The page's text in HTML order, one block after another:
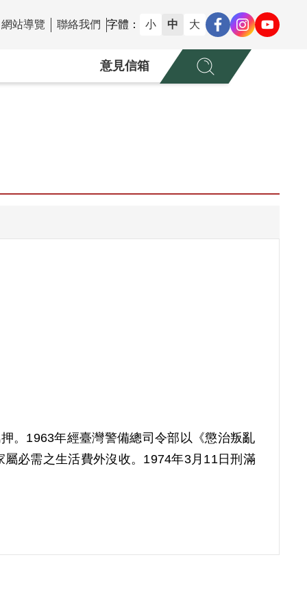
網站導覽 聯絡我們 字體： 小 中 大
意見信箱
。1963年經臺灣警備總司令部以《懲治叛亂
必需之生活費外沒收。1974年3月11日刑滿
年5月經第1屆第15次董事會審核通過予以補